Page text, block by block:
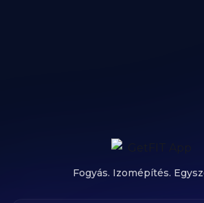
Fogyás. Izomépítés.